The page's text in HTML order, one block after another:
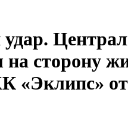
сторону
«Эклипс»